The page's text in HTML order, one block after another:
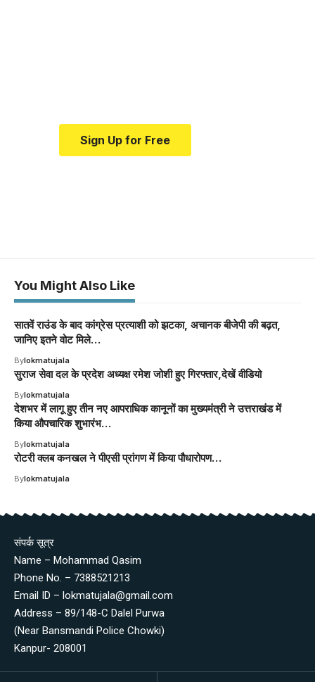
Sign Up for Free
You Might Also Like
सातवें राउंड के बाद कांग्रेस प्रत्याशी को झटका, अचानक बीजेपी की बढ़त,
जानिए इतने वोट मिले…
Bylokmatujala
सुराज सेवा दल के प्रदेश अध्यक्ष रमेश जोशी हुए गिरफ्तार,देखें वीडियो
Bylokmatujala
देशभर में लागू हुए तीन नए आपराधिक कानूनों का मुख्यमंत्री ने उत्तराखंड में
किया औपचारिक शुभारंभ…
Bylokmatujala
रोटरी क्लब कनखल ने पीएसी प्रांगण में किया पौधारोपण…
Bylokmatujala
संपर्क सूत्र
Name – Mohammad Qasim
Phone No. – 7388521213
Email ID – lokmatujala@gmail.com
Address – 89/148-C Dalel Purwa
(Near Bansmandi Police Chowki)
Kanpur- 208001